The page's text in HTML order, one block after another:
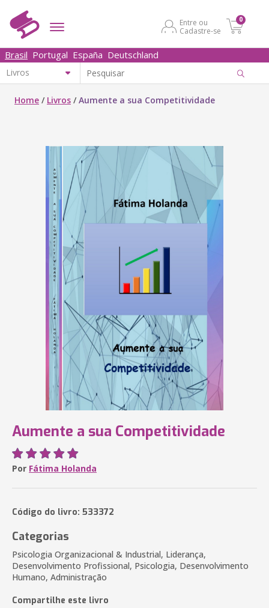
Entre ou
Cadastre-se
0
Brasil Portugal España Deutschland
Home / Livros /Aumente a sua Competitividade
Aumente a sua Competitividade
Por Fátima Holanda
Código do livro: 533372
Categorias
Psicologia Organizacional & Industrial, Liderança,
Desenvolvimento Profissional, Psicologia, Desenvolvimento
Humano, Administração
Compartilhe este livro